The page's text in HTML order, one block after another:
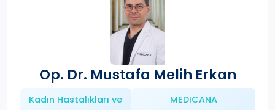
Op. Dr. Mustafa Melih Erkan
Kadın Hastalıkları ve
MEDICANA